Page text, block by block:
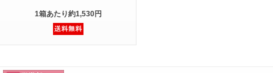
1箱あたり約1,530円